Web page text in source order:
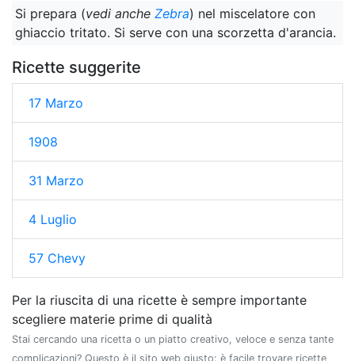
Si prepara (vedi anche Zebra) nel miscelatore con
ghiaccio tritato. Si serve con una scorzetta d'arancia.
Ricette suggerite
17 Marzo
1908
31 Marzo
4 Luglio
57 Chevy
Per la riuscita di una ricette è sempre importante
scegliere materie prime di qualità
Stai cercando una ricetta o un piatto creativo, veloce e senza tante
complicazioni? Questo è il sito web giusto: è facile trovare ricette